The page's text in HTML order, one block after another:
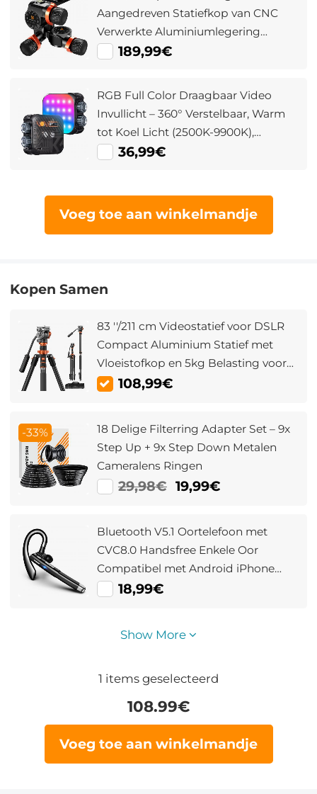
Aangedreven Statiefkop van CNC
Verwerkte Aluminiumlegering
Uiterst Nauwkeurige Kop Met
189,99€
RGB Full Color Draagbaar Video
Invullicht – 360° Verstelbaar, Warm
tot Koel Licht (2500K-9900K),
Natuurlijke Kleuren (CRI 96+),
36,99€
Voeg toe aan winkelmandje
Kopen Samen
83 ''/211 cm Videostatief voor DSLR
Compact Aluminium Statief met
Vloeistofkop en 5kg Belasting voor
Reizen en Werken K234A7+FH-03
108,99€
-33%
18 Delige Filterring Adapter Set – 9x
Step Up + 9x Step Down Metalen
Cameralens Ringen
29,98€ 19,99€
Bluetooth V5.1 Oortelefoon met
CVC8.0 Handsfree Enkele Oor
Compatibel met Android iPhone
Laptop18,99€
Show More
1 items geselecteerd
108.99€
Voeg toe aan winkelmandje